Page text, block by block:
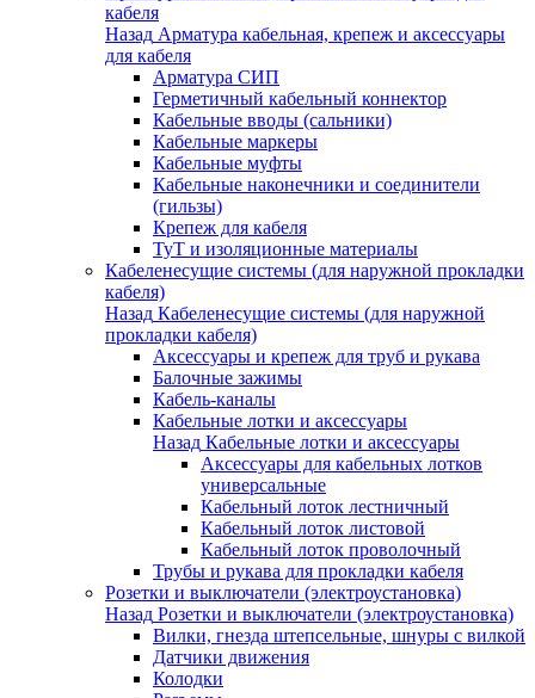
кабеля
Назад Арматура кабельная, крепеж и аксессуары
для кабеля
Арматура СИП
Герметичный кабельный коннектор
Кабельные вводы (сальники)
Кабельные маркеры
Кабельные муфты
Кабельные наконечники и соединители
(гильзы)
Крепеж для кабеля
ТуТ и изоляционные материалы
Кабеленесущие системы (для наружной прокладки
кабеля)
Назад Кабеленесущие системы (для наружной
прокладки кабеля)
Аксессуары и крепеж для труб и рукава
Балочные зажимы
Кабель-каналы
Кабельные лотки и аксессуары
Назад Кабельные лотки и аксессуары
Аксессуары для кабельных лотков
универсальные
Кабельный лоток лестничный
Кабельный лоток листовой
Кабельный лоток проволочный
Трубы и рукава для прокладки кабеля
Розетки и выключатели (электроустановка)
Назад Розетки и выключатели (электроустановка)
Вилки, гнезда штепсельные, шнуры с вилкой
Датчики движения
Колодки